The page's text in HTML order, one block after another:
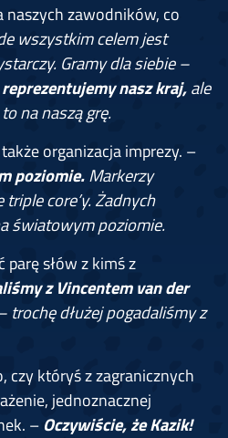
naszych zawodników, co
wszystkim celem jest
Gramy dla siebie –
nasz kraj,ale
na naszą grę.
organizacja imprezy. –
poziomie.Markerzy
core’y. Żadnych
światowym poziomie.
parę słów z kimś z
z Vincentem van der
trochę dłużej pogadaliśmy z
czy któryś z zagranicznych
jednoznacznej
–Oczywiście, że Kazik!